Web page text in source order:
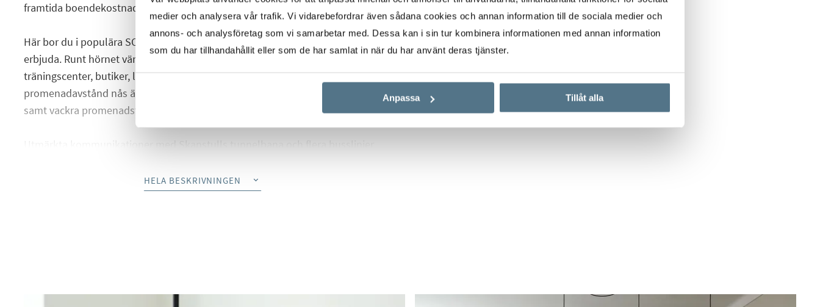
medier och analysera vår trafik. Vi vidarebefordrar även sådana cookies och annan information till de sociala medier och
annons- och analysföretag som vi samarbetar med. Dessa kan i sin tur kombinera informationen med annan information
som du har tillhandahållit eller som de har samlat in när du har använt deras tjänster.
Anpassa Tillåt alla
framtida boendekostnader.
Här bor du i populära SOFO, med närhet till allt det bästa Södermalm har att
erbjuda. Runt hörnet väntar Skanstull med ett rikt utbud av restauranger,
träningscenter, butiker, livsmedelsaffärer och Eriksdalsbadet. På kort
promenadavstånd nås även Lilla Blecktornsparken, Nytorget, grönområden
samt vackra promenadstråk längs Norra Hammarbyhamnen och Årstaviken.
Utmärkta kommunikationer med Skanstulls tunnelbana och flera busslinjer
ett naturligt flöde mellan rummen, generösa ytor och ett fantastiskt
HELA BESKRIVNINGEN